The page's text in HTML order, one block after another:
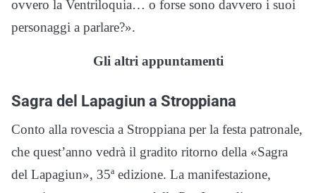
ovvero la Ventriloquia… o forse sono davvero i suoi
personaggi a parlare?».
Gli altri appuntamenti
Sagra del Lapagiun a Stroppiana
Conto alla rovescia a Stroppiana per la festa patronale,
che quest’anno vedrà il gradito ritorno della «Sagra
del Lapagiun», 35ª edizione. La manifestazione,